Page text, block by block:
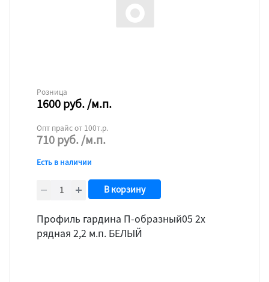
Розница
1600руб./м.п.
Опт прайс от 100т.р.
710руб./м.п.
Есть в наличии
В корзину
Профиль гардина П-образный05 2х
рядная 2,2 м.п. БЕЛЫЙ